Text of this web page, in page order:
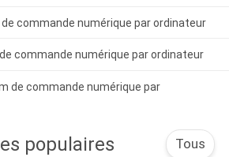
commande numérique par ordinateur
commande numérique par ordinateur
de commande numérique par
populaires Tous